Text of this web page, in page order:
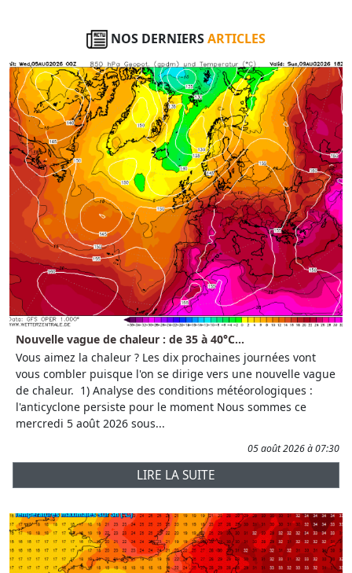
NOS DERNIERSARTICLES
Nouvelle vague de chaleur : de 35 à 40°C...
Vous aimez la chaleur ? Les dix prochaines journées vont
vous combler puisque l'on se dirige vers une nouvelle vague
de chaleur. 1) Analyse des conditions météorologiques :
l'anticyclone persiste pour le moment Nous sommes ce
mercredi 5 août 2026 sous...
05 août 2026 à 07:30
LIRE LA SUITE